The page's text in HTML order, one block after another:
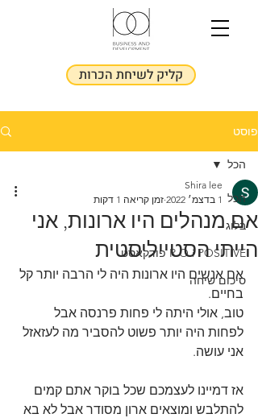
קליק לשיחת הכרות
פוסט
הכל
בלוג
R.O.i POSITIVE פודקאסט
סיכום שיחה
הכל
אם מנהלים היו ארונות, אני
הייתי הסטייליסטית
Shira lee
1 בדצמ׳ 2022
זמן קריאה 1 דקות
אם אנשים היו ארונות היה לי הרבה יותר קל
בחיים.
טוב, אולי היתה לי פחות פרנסה אבל
לפחות היה יותר פשוט להסביר מה לעזאזל
אני עושה.
אז דמיינו לעצמכם שכל בוקר אתם קמים
להתלבש ומוצאים ארון מסודר אבל לא בא